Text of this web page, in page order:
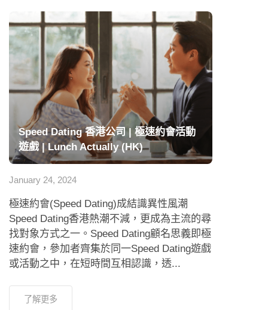
Speed Dating 香港公司 | 極速約會活動
遊戲 | Lunch Actually (HK)
January 24, 2024
極速約會(Speed Dating)成結識異性風潮
Speed Dating香港熱潮不減，更成為主流的尋
找對象方式之一。Speed Dating顧名思義即極
速約會，參加者齊集於同一Speed Dating遊戲
或活動之中，在短時間互相認識，透...
了解更多